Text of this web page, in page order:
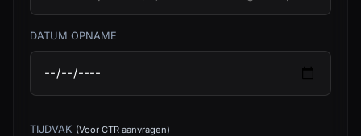
DATUM OPNAME
TIJDVAK (Voor CTR aanvragen)